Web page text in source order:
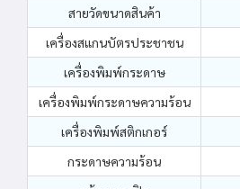
สายวัดขนาดสินค้า
เครื่องสแกนบัตรประชาชน
เครื่องพิมพ์กระดาษ
เครื่องพิมพ์กระดาษความร้อน
เครื่องพิมพ์สติกเกอร์
กระดาษความร้อน